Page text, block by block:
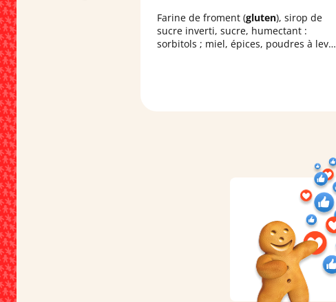
Farine de froment (gluten), sirop de
sucre inverti, sucre, humectant :
sorbitols ; miel, épices, poudres à lever